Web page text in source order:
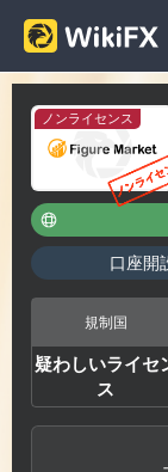
ノンライセンス
口座開
規制国
疑わしいライセ
ス